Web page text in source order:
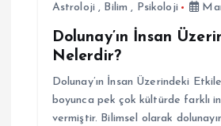
Astroloji , Bilim , Psikoloji
Dolunay’ın İnsan
Nelerdir?
Dolunay’ın İnsan Üzerindeki
boyunca pek çok kültürde farklı
vermiştir. Bilimsel olarak